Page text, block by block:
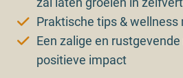
Praktische tips &
Een zalige en
positieve impact